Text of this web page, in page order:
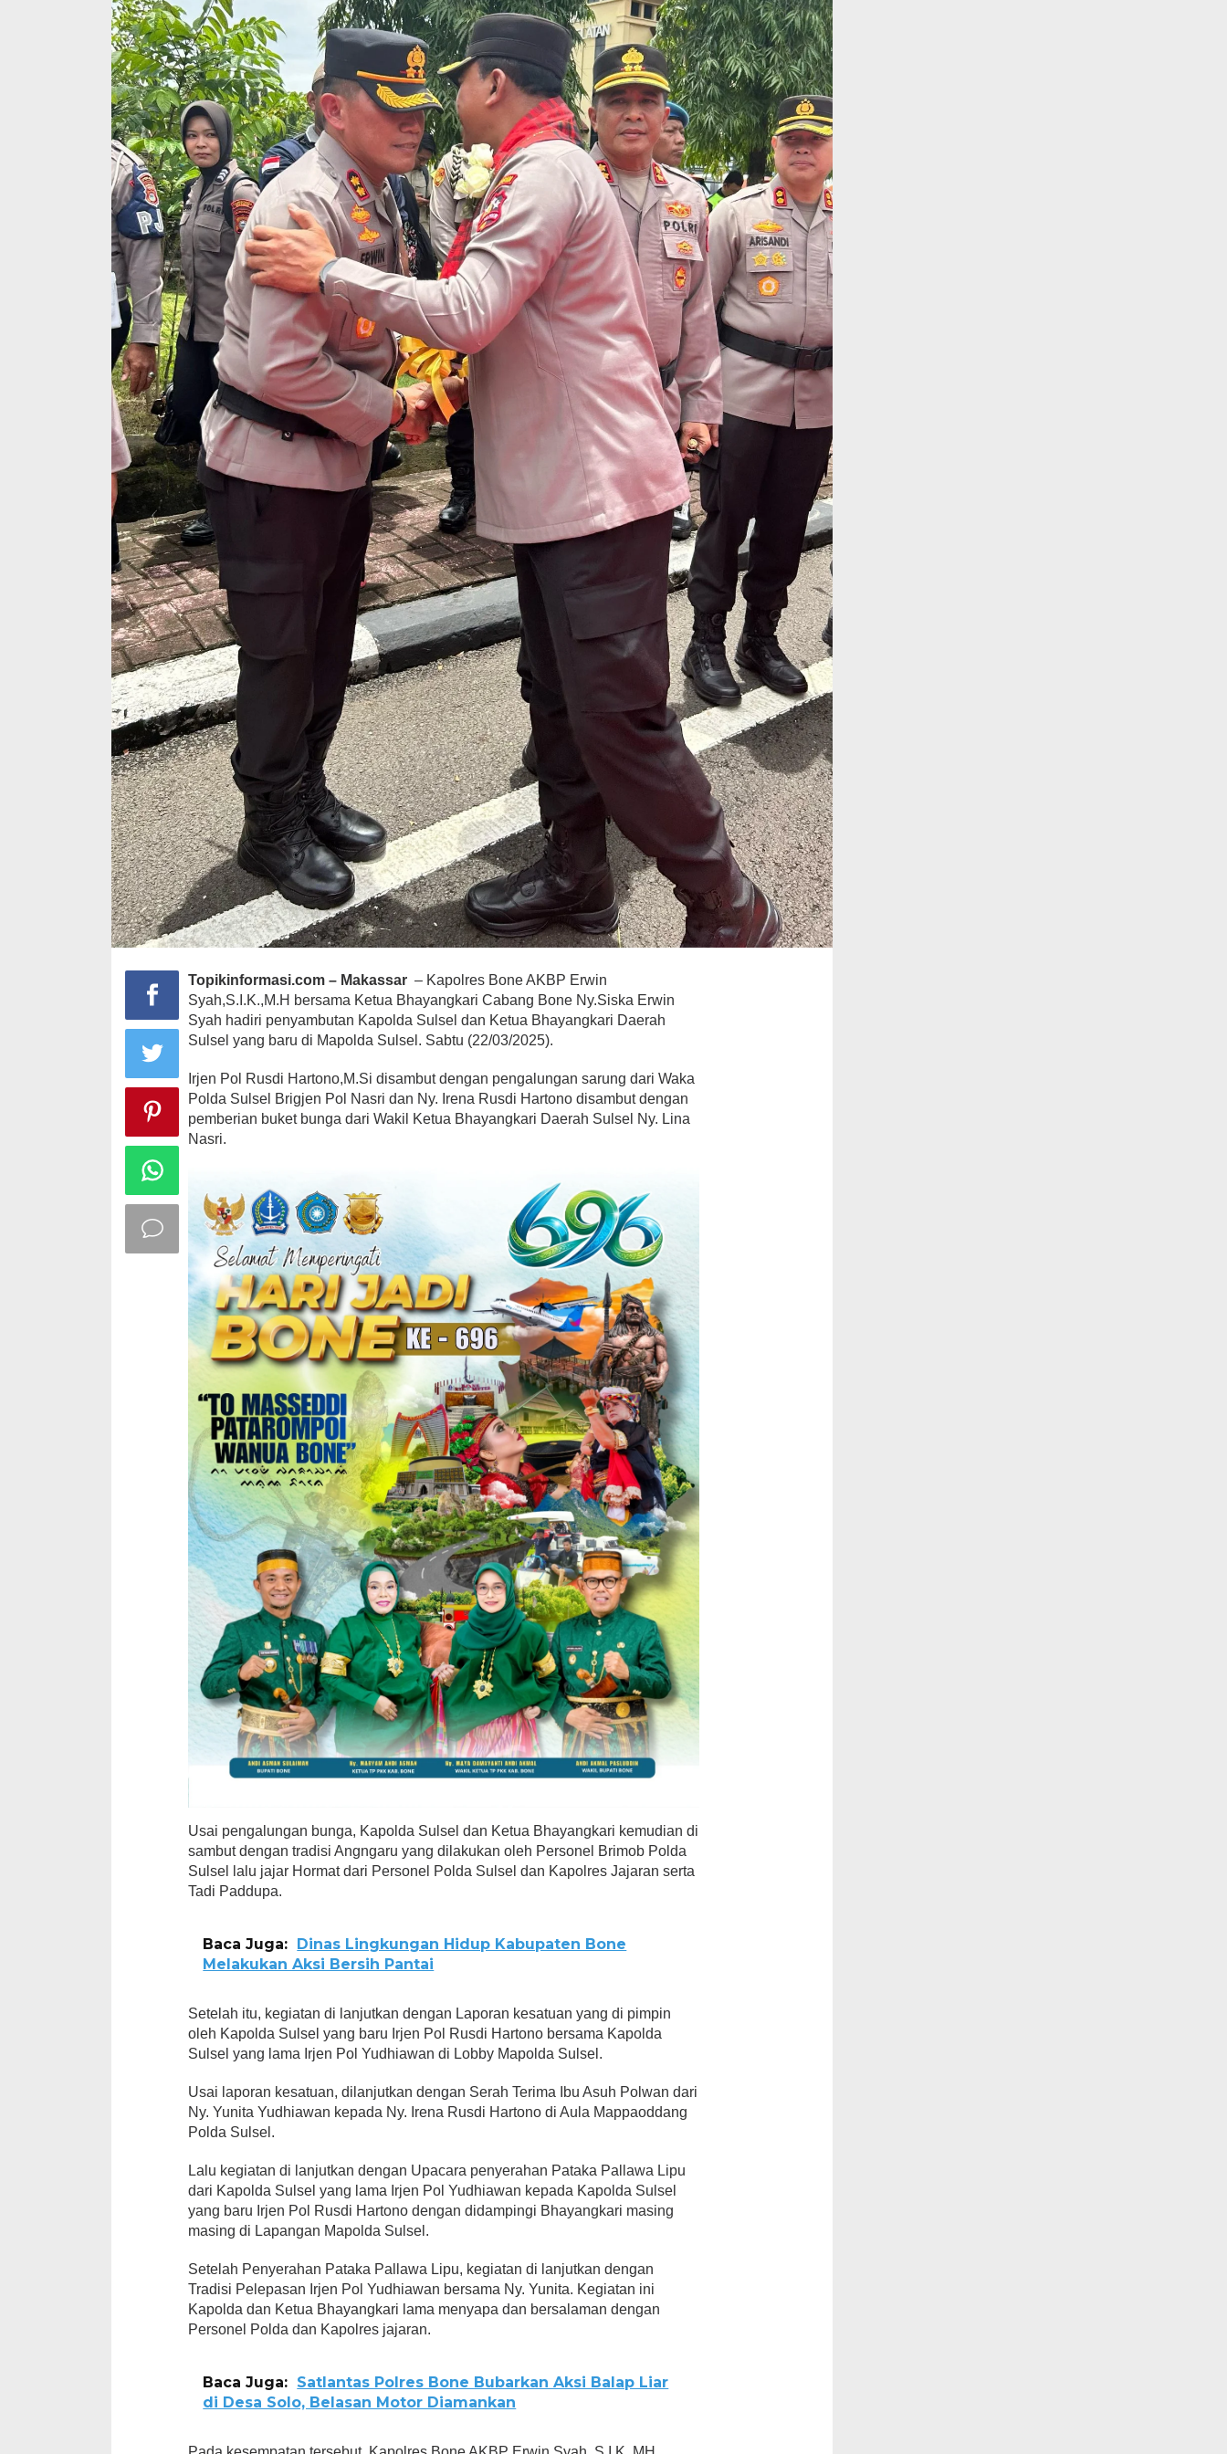
Topikinformasi.com – Makassar – Kapolres Bone AKBP Erwin
Syah,S.I.K.,M.H bersama Ketua Bhayangkari Cabang Bone Ny.Siska Erwin
Syah hadiri penyambutan Kapolda Sulsel dan Ketua Bhayangkari Daerah
Sulsel yang baru di Mapolda Sulsel. Sabtu (22/03/2025).
Irjen Pol Rusdi Hartono,M.Si disambut dengan pengalungan sarung dari Waka
Polda Sulsel Brigjen Pol Nasri dan Ny. Irena Rusdi Hartono disambut dengan
pemberian buket bunga dari Wakil Ketua Bhayangkari Daerah Sulsel Ny. Lina
Nasri.
Usai pengalungan bunga, Kapolda Sulsel dan Ketua Bhayangkari kemudian di
sambut dengan tradisi Angngaru yang dilakukan oleh Personel Brimob Polda
Sulsel lalu jajar Hormat dari Personel Polda Sulsel dan Kapolres Jajaran serta
Tadi Paddupa.
Baca Juga: Dinas Lingkungan Hidup Kabupaten Bone
Melakukan Aksi Bersih Pantai
Setelah itu, kegiatan di lanjutkan dengan Laporan kesatuan yang di pimpin
oleh Kapolda Sulsel yang baru Irjen Pol Rusdi Hartono bersama Kapolda
Sulsel yang lama Irjen Pol Yudhiawan di Lobby Mapolda Sulsel.
Usai laporan kesatuan, dilanjutkan dengan Serah Terima Ibu Asuh Polwan dari
Ny. Yunita Yudhiawan kepada Ny. Irena Rusdi Hartono di Aula Mappaoddang
Polda Sulsel.
Lalu kegiatan di lanjutkan dengan Upacara penyerahan Pataka Pallawa Lipu
dari Kapolda Sulsel yang lama Irjen Pol Yudhiawan kepada Kapolda Sulsel
yang baru Irjen Pol Rusdi Hartono dengan didampingi Bhayangkari masing
masing di Lapangan Mapolda Sulsel.
Setelah Penyerahan Pataka Pallawa Lipu, kegiatan di lanjutkan dengan
Tradisi Pelepasan Irjen Pol Yudhiawan bersama Ny. Yunita. Kegiatan ini
Kapolda dan Ketua Bhayangkari lama menyapa dan bersalaman dengan
Personel Polda dan Kapolres jajaran.
Baca Juga: Satlantas Polres Bone Bubarkan Aksi Balap Liar
di Desa Solo, Belasan Motor Diamankan